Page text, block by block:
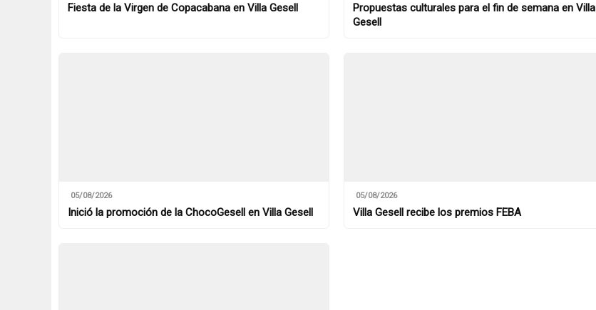
Fiesta de la Virgen de Copacabana en Villa Gesell
Propuestas culturales para el fin de semana en Villa
Gesell
05/08/2026
Inició la promoción de la ChocoGesell en Villa Gesell
05/08/2026
Villa Gesell recibe los premios FEBA